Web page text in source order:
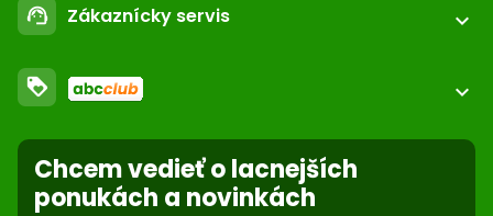
email podpora@abc-zoo.sk
Kontakt
O nás
Nastavenia súborov cookie
support_agent Zákaznícky servis expand_more
Obchodné podmienky
Dodacie podmienky
Reklamácie
Ochrana osobných údajov
loyalty expand_more
Použite body a nakupujte lacnejšie!
Viac info
Chcem vedieť o lacnejších
ponukách a novinkách